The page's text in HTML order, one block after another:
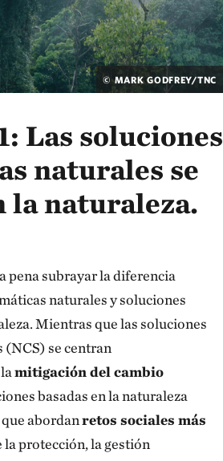
© MARK GODFREY/TNC
Las soluciones
naturales se
la naturaleza.
pena subrayar la diferencia
naturales y soluciones
Mientras que las soluciones
se centran
mitigación del cambio
basadas en la naturaleza
abordanretos sociales más
la protección, la gestión